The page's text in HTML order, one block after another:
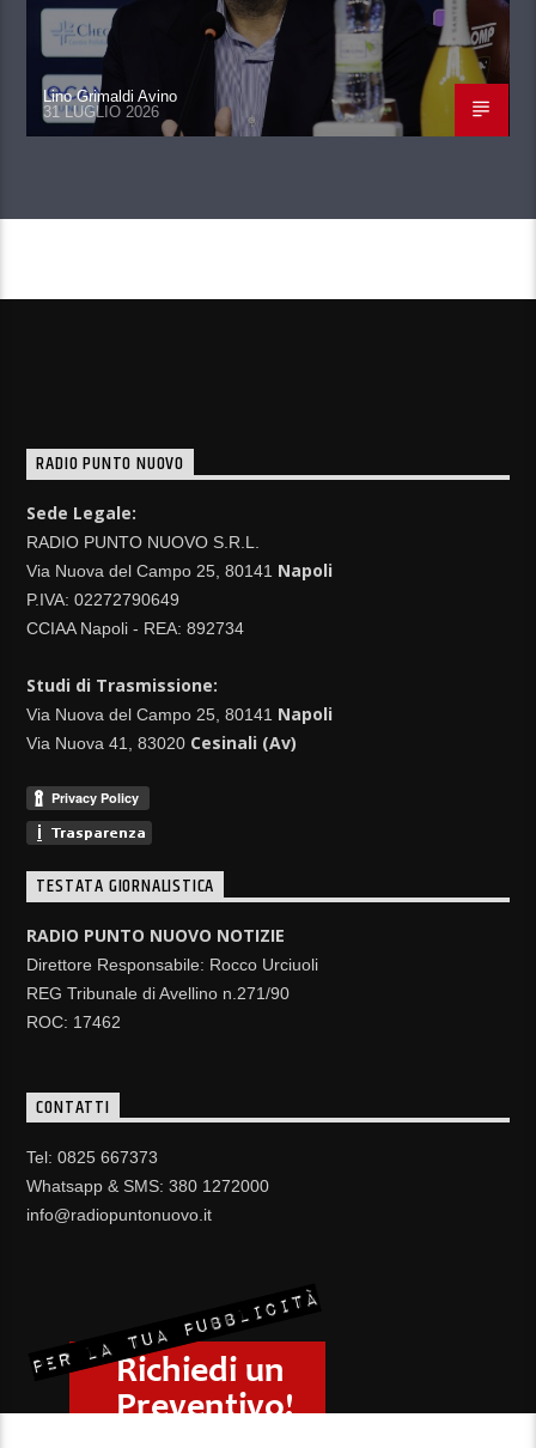
Lino Grimaldi Avino
31 LUGLIO 2026
RADIO PUNTO NUOVO
Sede Legale:
RADIO PUNTO NUOVO S.R.L.
Via Nuova del Campo 25, 80141 Napoli
P.IVA: 02272790649
CCIAA Napoli - REA: 892734
Studi di Trasmissione:
Via Nuova del Campo 25, 80141 Napoli
Via Nuova 41, 83020 Cesinali (Av)
TESTATA GIORNALISTICA
RADIO PUNTO NUOVO NOTIZIE
Direttore Responsabile: Rocco Urciuoli
REG Tribunale di Avellino n.271/90
ROC: 17462
CONTATTI
Tel: 0825 667373
Whatsapp & SMS: 380 1272000
info@radiopuntonuovo.it